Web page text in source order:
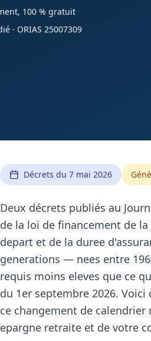
100 % gratuit
· ORIAS 25007309
Décrets du 7 mai 2026
Deux décrets publiés au
de la loi de financement de
depart et de la duree
generations — nees entre
requis moins eleves que ce
du 1er septembre 2026.
ce changement de
epargne retraite et de votre